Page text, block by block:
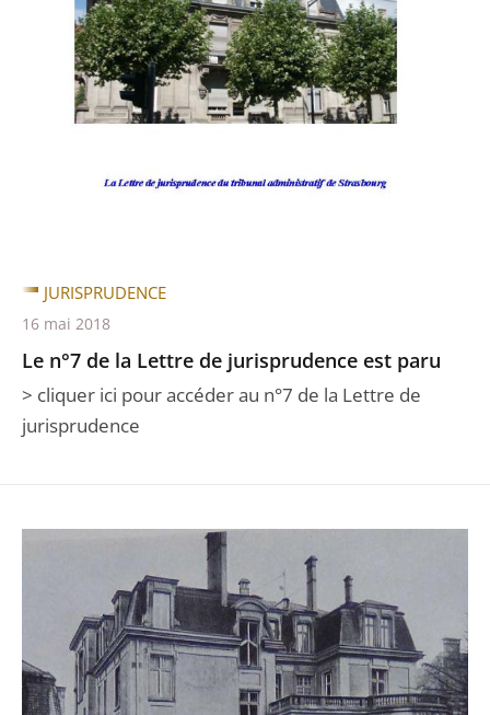
Le n°7 de la Lettre de jurisprudence est paru
> cliquer ici pour accéder au n°7 de la Lettre de
jurisprudence
JURISPRUDENCE
16 mai 2018